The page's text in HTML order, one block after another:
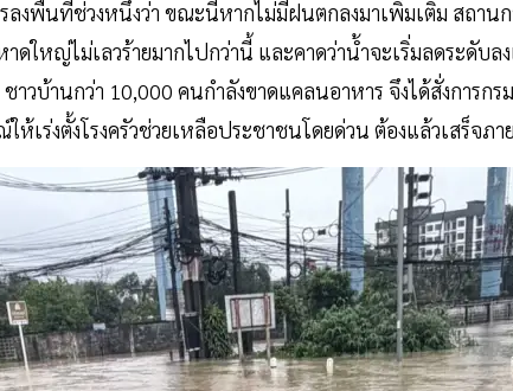
รลงพื้นที่ช่วงหนึ่งว่า ขณะนี้หากไม่มีฝนตกลงมาเพิ่มเติม สถาน
ดใหญ่ไม่เลวร้ายมากไปกว่านี้ และคาดว่าน้ำจะเริ่มลดระดับล
าวบ้านกว่า 10,000 คนกำลังขาดแคลนอาหาร จึงได้สั่งการก
ห้เร่งตั้งโรงครัวช่วยเหลือประชาชนโดยด่วน ต้องแล้วเสร็จภ